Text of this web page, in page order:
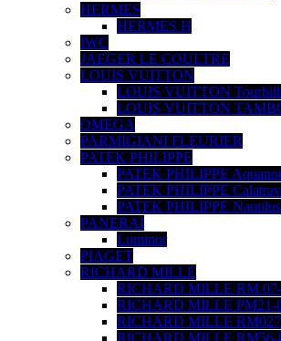
HERMES
HERMES H
IWC
JAEGER LE COULTRE
LOUIS VUITTON
LOUIS VUITTON
LOUIS VUITTON
OMEGA
PARMIGIANI FLEURIER
PATEK PHILIPPE
PATEK PHILIPPE
PATEK PHILIPPE
PATEK PHILIPPE Nautilus
PANERAI
Luminor
PIAGET
RICHARD MILLE
RICHARD MILLE RM 07-
RICHARD MILLE PM21-
RICHARD MILLE RM027
RICHARD MILLE RM56-